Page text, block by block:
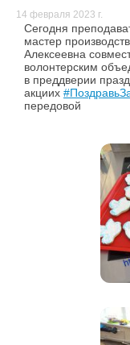
14 февраля 2023 г.
Сегодня
мастер
Алексеевна
волонтерским
в преддверии
акциих
передовой